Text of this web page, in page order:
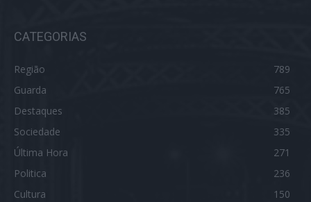
CATEGORIAS
Região
789
Guarda
765
Destaques
385
Sociedade
335
Última Hora
271
Politica
236
Cultura
150